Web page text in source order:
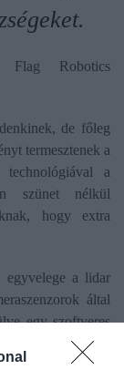
Robotics
de főleg
termesztenek a
a
szünet nélkül
hogy extra
egyvelege a lidar
által
egy szoftveres
fogja
piacvezető